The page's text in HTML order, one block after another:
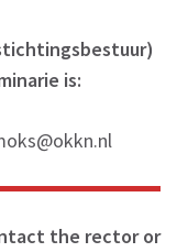
is:
the rector or